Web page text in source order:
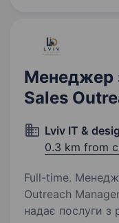
Менеджер
Sales
Lviv IT &
0.3 km from
Full-time. Менеджер з пошуку клієнтів / Sales
Outreach
надає послуги з